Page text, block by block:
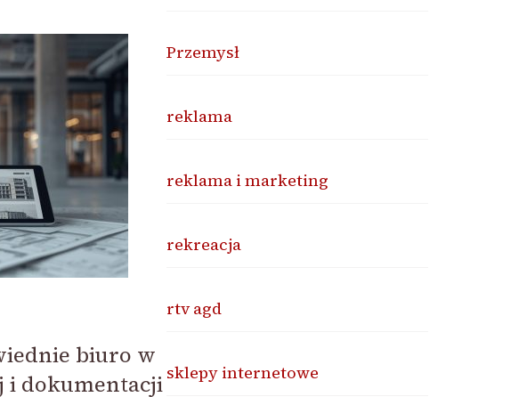
biuro w
i dokumentacji
Przemysł
reklama
reklama i marketing
rekreacja
rtv agd
sklepy internetowe